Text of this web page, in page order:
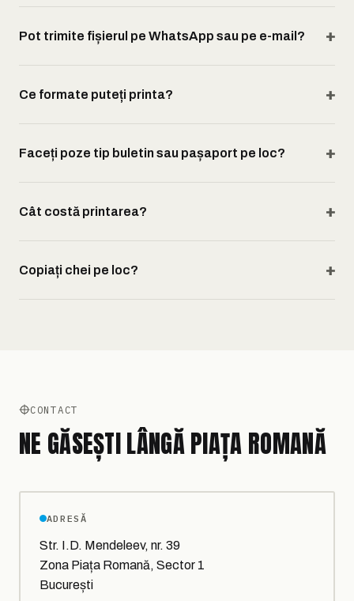
Pot trimite fișierul pe WhatsApp sau pe e-mail?
Ce formate puteți printa?
Faceți poze tip buletin sau pașaport pe loc?
Cât costă printarea?
Copiați chei pe loc?
CONTACT
NE GĂSEȘTI LÂNGĂ PIAȚA ROMANĂ
ADRESĂ
Str. I.D. Mendeleev, nr. 39
Zona Piața Romană, Sector 1
București